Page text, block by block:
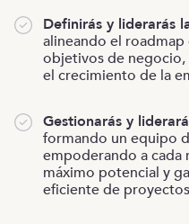
Definirás y liderarás
alineando el
objetivos de negocio,
el crecimiento de la
Gestionarás y
formando un equipo
empoderando a cada
máximo potencial y
eficiente de